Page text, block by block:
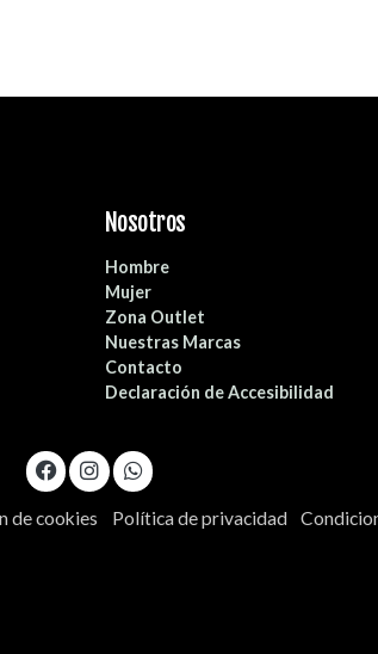
Nosotros
Hombre
Mujer
Zona Outlet
Nuestras Marcas
Contacto
Declaración de Accesibilidad
de cookies Política de privacidad